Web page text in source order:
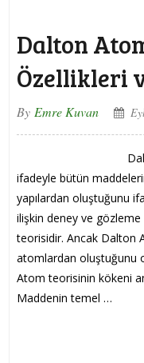
Dalton
Özellikleri
By Emre Kuvan
ifadeyle bütün
yapılardan oluştuğunu
ilişkin deney ve
teorisidir. Ancak Dalton
atomlardan oluştuğunu
Atom teorisinin kökeni
Maddenin temel …